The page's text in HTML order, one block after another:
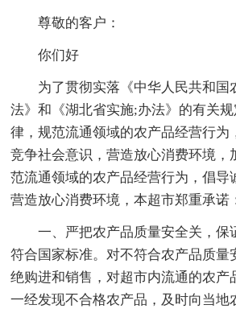
尊敬的客户：
你们好
为了贯彻实落《中华人民共和国
法》和《湖北省实施;办法》的有关
律，规范流通领域的农产品经营行为
竞争社会意识，营造放心消费环境，
范流通领域的农产品经营行为，倡导
营造放心消费环境，本超市郑重承诺
一、严把农产品质量安全关，保
符合国家标准。对不符合农产品质量
绝购进和销售，对超市内流通的农产
一经发现不合格农产品，及时向当地